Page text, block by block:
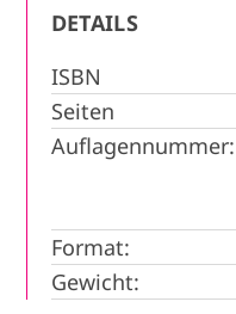
DETAILS
ISBN
Seiten
Auflagennummer:
Format:
Gewicht: